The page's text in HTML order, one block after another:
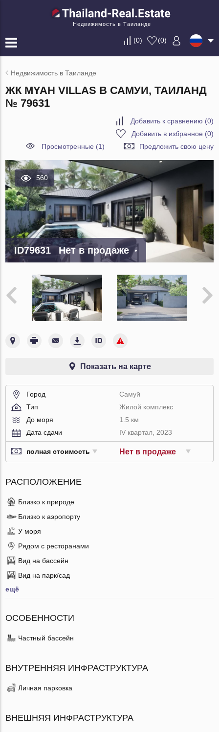
Недвижимость в Таиланде
(0) (0)
Недвижимость в Таиланде
ЖК MYAH VILLAS В САМУИ, ТАИЛАНД
№ 79631
Добавить к сравнению (0)
Добавить в избранное (0)
Просмотренные (1)
Предложить свою цену
560
ID79631 Нет в продаже
Показать на карте
Город
Самуй
Тип
Жилой комплекс
До моря
1.5 км
Дата сдачи
IV квартал, 2023
полная стоимость Нет в продаже
РАСПОЛОЖЕНИЕ
Близко к природе
Близко к аэропорту
У моря
Рядом с ресторанами
Вид на бассейн
Вид на парк/сад
ещё
ОСОБЕННОСТИ
Частный бассейн
ВНУТРЕННЯЯ ИНФРАСТРУКТУРА
Личная парковка
ВНЕШНЯЯ ИНФРАСТРУКТУРА